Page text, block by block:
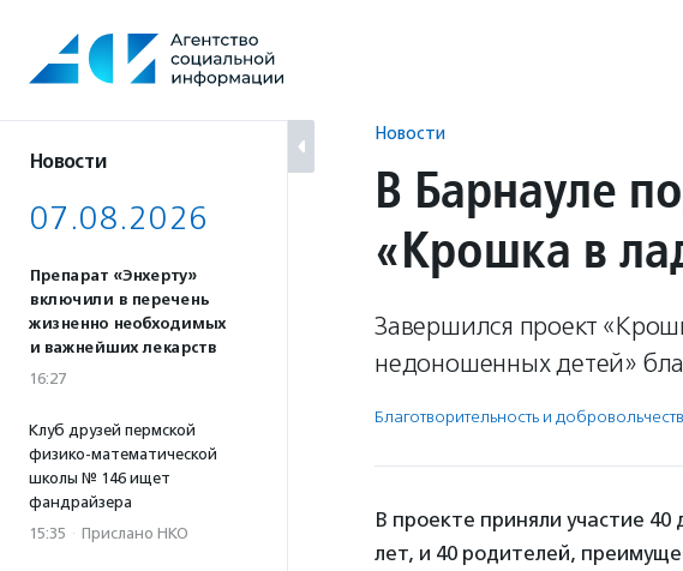
содержанию
Новости
07.08.2026
Препарат «Энхерту»
включили в перечень
жизненно необходимых
и важнейших лекарств
16:27
Клуб друзей пермской
физико-математической
школы № 146 ищет
фандрайзера
15:35 · Прислано НКО
Новости
В Барнауле
«Крошка в
Завершился проект
недоношенных детей»
Благотвори­тель­ность и
В проекте приняли участие
лет, и 40 родителей,